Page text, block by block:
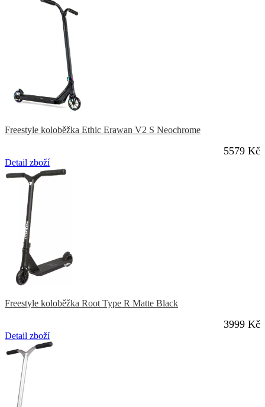
Freestyle koloběžka Ethic Erawan V2 S Neochrome
5579 Kč
Detail zboží
Freestyle koloběžka Root Type R Matte Black
3999 Kč
Detail zboží